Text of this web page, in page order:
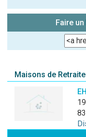
Faire
Maisons de